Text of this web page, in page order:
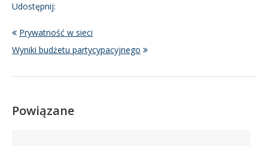
Udostępnij:
Prywatność w sieci
Wyniki budżetu partycypacyjnego
Powiązane